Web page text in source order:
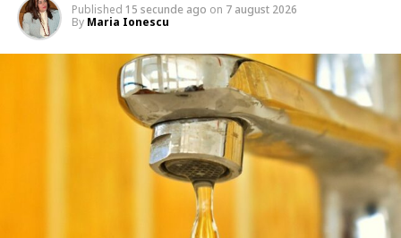
Published 15 secunde ago on 7 august 2026
By Maria Ionescu